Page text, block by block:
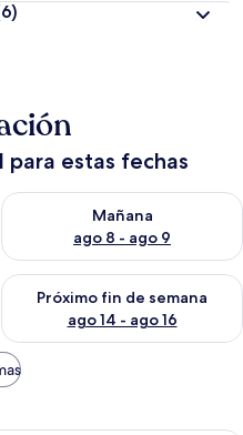
para estas fechas
ago 7 - ago 8
Mañana
ago 8 - ago 9
Consulta la disponibilidad
fin de semana ago 7 -
Próximo fin de semana
ago 14 - ago 16
Consulta la disponibilidad